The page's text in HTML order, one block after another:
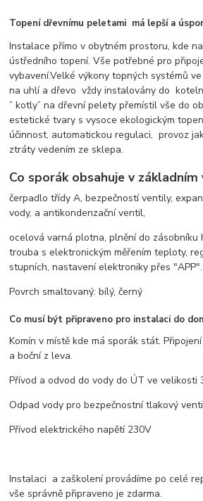
Topení dřevnímu peletami má lepší a
Instalace přímo v obytném prostoru, kde
ústředního topení. Vše potřebné pro
vybavení.Velké výkony topných systémů
na uhlí a dřevo vždy instalovány do
” kotly” na dřevní pelety přemístil vše do
estetické tvary s vysoce ekologickým
účinnost, automatickou regulaci, provoz
ztráty vedením ze sklepa.
Co sporák obsahuje v základním
čerpadlo třídy A, bezpečností ventily,
vody, a antikondenzační ventil,
ocelová varná plotna, plnění do zásobníku
trouba s elektronickým měřením teploty,
stupních, nastavení elektroniky přes "APP".
Povrch smaltovaný: bílý, černý
Co musí být připraveno pro instalaci do
Komín v místě kde má sporák stát.
a boční z leva.
Přívod a odvod do vody do ÚT ve velikosti
Odpad vody pro bezpečnostní tlakový
Přívod elektrického napětí 230V
Instalaci a zaškolení provádíme po celé
vše správně připraveno je zdarma.